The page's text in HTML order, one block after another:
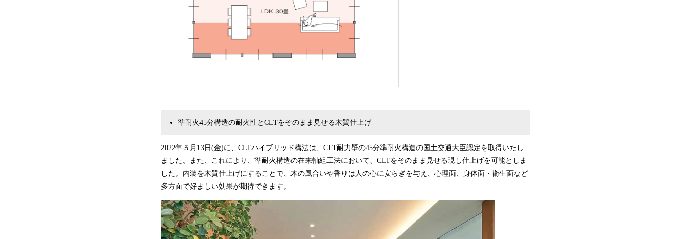
準耐火45分構造の耐火性とCLTをそのまま見せる木質仕上げ
2022年５月13日(金)に、CLTハイブリッド構法は、CLT耐力壁の45分準耐火構造の国土交通大臣認定を取得いたし
ました。また、これにより、準耐火構造の在来軸組工法において、CLTをそのまま見せる現し仕上げを可能としま
した。内装を木質仕上げにすることで、木の風合いや香りは人の心に安らぎを与え、心理面、身体面・衛生面など
多方面で好ましい効果が期待できます。